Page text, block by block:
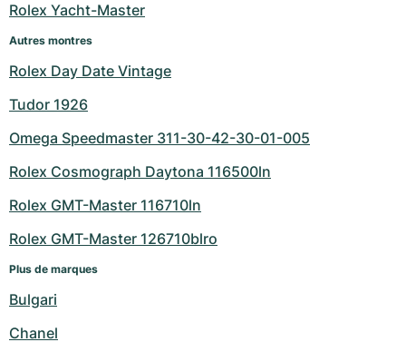
Rolex Yacht-Master
Autres montres
Rolex Day Date Vintage
Tudor 1926
Omega Speedmaster 311-30-42-30-01-005
Rolex Cosmograph Daytona 116500ln
Rolex GMT-Master 116710ln
Rolex GMT-Master 126710blro
Plus de marques
Bulgari
Chanel